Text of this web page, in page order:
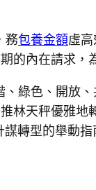
務包養金額虛
的內在請求，
綠色、開放
林天秤優雅
轉型的舉動指